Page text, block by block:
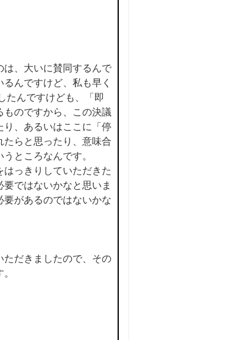
、大いに賛同するんで
んですけど、私も早く
たんですけども、「即
のですから、この決議
り、あるいはここに「停
らと思ったり、意味合
ところなんです。
っきりしていただきた
ではないかなと思いま
要があるのではないかな
だきましたので、その